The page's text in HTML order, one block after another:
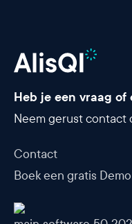
Heb je een vraag of
Neem gerust contact
Contact
Boek een gratis Demo